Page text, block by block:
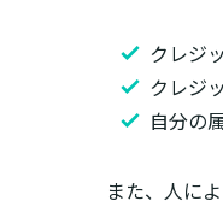
クレジ
クレジ
自分の
また、人に